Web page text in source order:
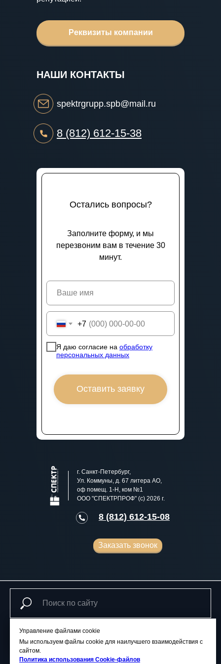
ЗАКАЗАТЬ ПОРОШКОВУЮ
Реквизиты компании
НАШИ КОНТАКТЫ
spektrgrupp.spb@mail.ru
8 (812) 612-15-38
Остались вопросы?
Заполните форму, и мы
перезвоним вам в течение 30
минут.
+7
Я даю согласие на обработку
персональных данных
Оставить заявку
г. Санкт-Петербург,
Ул. Коммуны, д. 67 литера АО,
оф помещ. 1-Н, ком №1
ООО "СПЕКТРПРОФ" (с) 2026 г.
8 (812) 612-15-08
Заказать звонок
Поиск
Управление файлами cookie
Мы используем файлы cookie для наилучшего взаимодействия с
сайтом.
Политика использования Сookie-файлов